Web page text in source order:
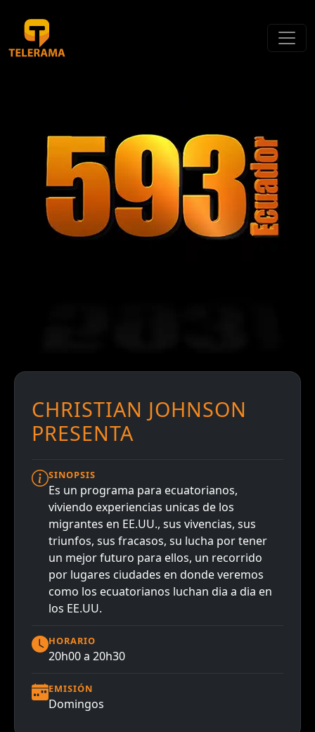
CHRISTIAN JOHNSON
PRESENTA
SINOPSIS
Es un programa para ecuatorianos,
viviendo experiencias unicas de los
migrantes en EE.UU., sus vivencias, sus
triunfos, sus fracasos, su lucha por tener
un mejor futuro para ellos, un recorrido
por lugares ciudades en donde veremos
como los ecuatorianos luchan dia a dia en
los EE.UU.
HORARIO
20h00 a 20h30
EMISIÓN
Domingos